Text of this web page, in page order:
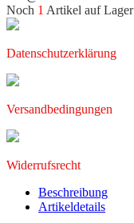
Noch 1 Artikel auf Lager
Datenschutzerklärung
Versandbedingungen
Widerrufsrecht
Beschreibung
Artikeldetails